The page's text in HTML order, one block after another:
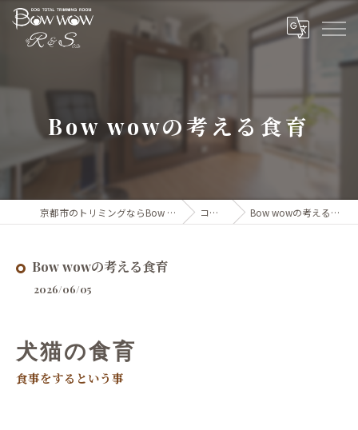
Bow wowの考える食育
京都市のトリミングならBow wow コラム Bow wowの考える食育
Bow wowの考える食育
2026/06/05
犬猫の食育
食事をするという事